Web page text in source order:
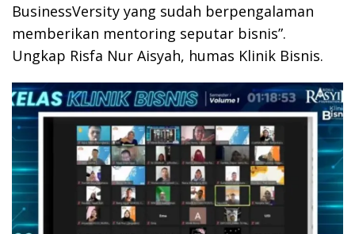
BusinessVersity yang sudah berpengalaman
memberikan mentoring seputar bisnis”.
Ungkap Risfa Nur Aisyah, humas Klinik Bisnis.